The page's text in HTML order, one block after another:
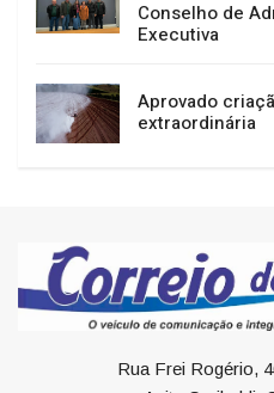
Conselho de
Executiva
Aprovado
extraordinária
Rua Frei Rogério,